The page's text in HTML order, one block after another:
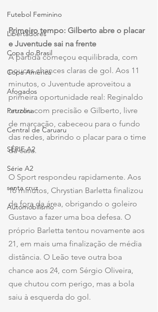
Futebol Feminino
Libertadores
Copa do Brasil
Copa América
Afogados
Petrolina
Central de Caruaru
SÉRIE A2
Série A2
santa cruz
Automobilismo
Primeiro tempo: Gilberto abre o placar
e Juventude sai na frente
A partida começou equilibrada, com
poucas chances claras de gol. Aos 11
minutos, o Juventude aproveitou a
primeira oportunidade real: Reginaldo
cruzou com precisão e Gilberto, livre
de marcação, cabeceou para o fundo
das redes, abrindo o placar para o time
da casa.
O Sport respondeu rapidamente. Aos
16 minutos, Chrystian Barletta finalizou
de fora da área, obrigando o goleiro
Gustavo a fazer uma boa defesa. O
próprio Barletta tentou novamente aos
21, em mais uma finalização de média
distância. O Leão teve outra boa
chance aos 24, com Sérgio Oliveira,
que chutou com perigo, mas a bola
saiu à esquerda do gol.